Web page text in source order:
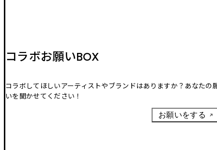
コラボお願いBOX
コラボしてほしいアーティストやブランドはありますか？あなたの
いを聞かせてください！
お願いをする